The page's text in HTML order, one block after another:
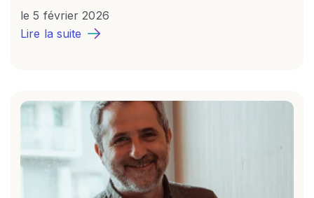
le 5 février 2026
Lire la suite